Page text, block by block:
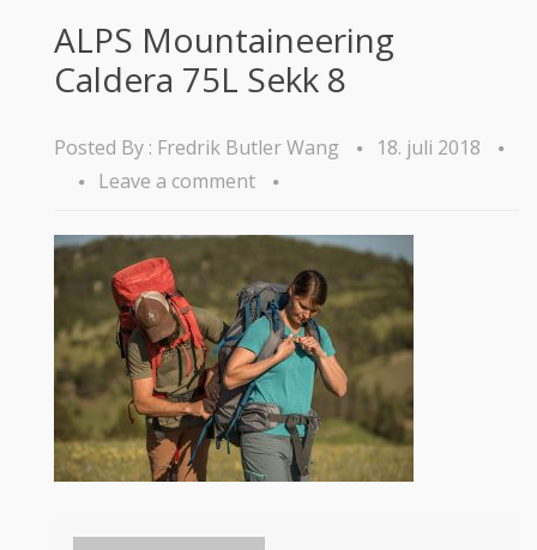
ALPS Mountaineering
Caldera 75L Sekk 8
Posted By : Fredrik Butler Wang
18. juli 2018
Leave a comment